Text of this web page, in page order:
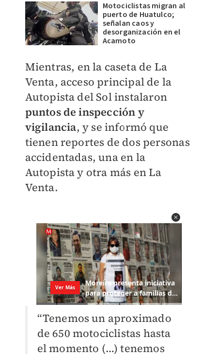
Motociclistas migran al
puerto de Huatulco;
señalan caos y
desorganización en el
Acamoto
Mientras, en la caseta de La
Venta, acceso principal de la
Autopista del Sol instalaron
puntos de inspección y
vigilancia, y se informó que
tienen reportes de dos personas
accidentadas, una en la
Autopista y otra más en La
Venta.
“Tenemos un aproximado
de 650 motociclistas hasta
el momento (…) tenemos